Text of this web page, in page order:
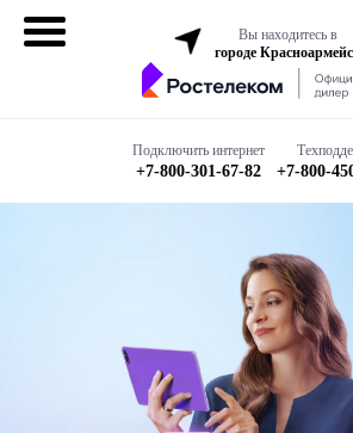
Вы находитесь в
городе
Подключить интернет
+7-800-301-67-82 +7-800-
Интернет + ТВ